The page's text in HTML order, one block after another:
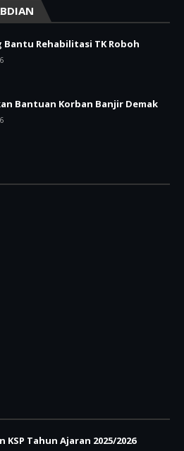
Bantu Rehabilitasi TK Roboh
Bantuan Korban Banjir Demak
KSP Tahun Ajaran 2025/2026